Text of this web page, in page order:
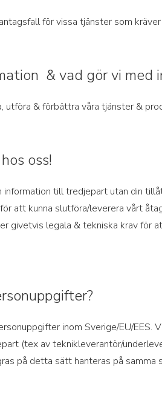
för vissa tjänster som
& vad gör vi med
utföra & förbättra våra tjänster &
oss!
till tredjepart utan din
att kunna slutföra/leverera vårt
givetvis legala & tekniska krav för
inom Sverige/EU/EES.
(tex av teknikleverantör/
på detta sätt hanteras på samma